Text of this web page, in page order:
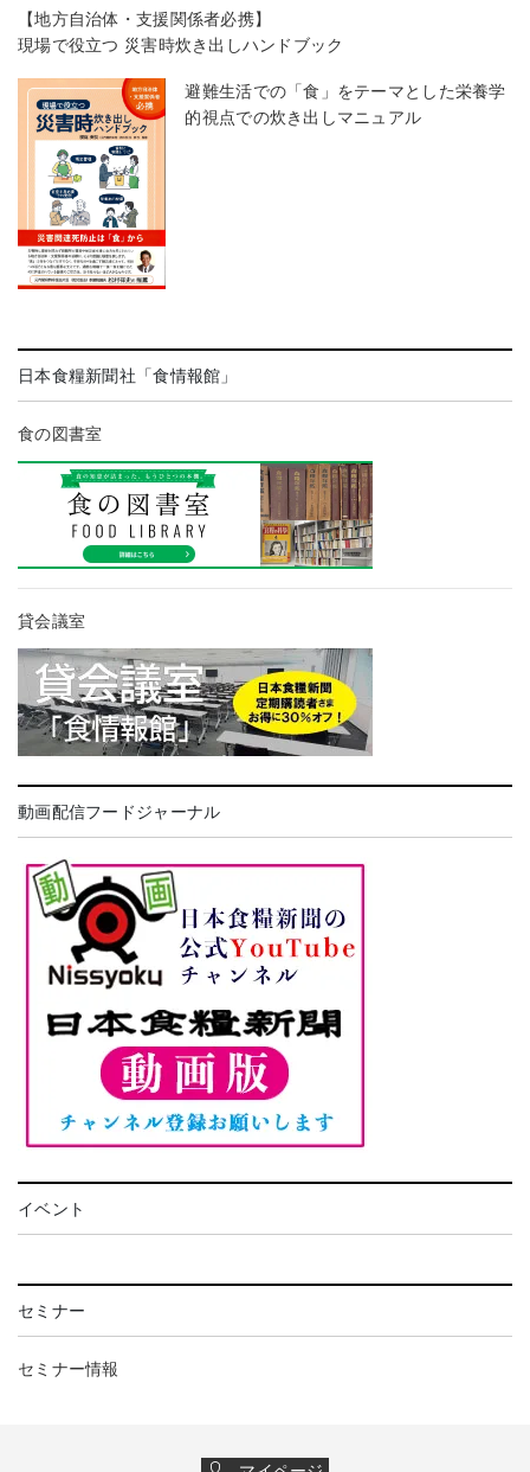
【地方自治体・支援関係者必携】
現場で役立つ 災害時炊き出しハンドブック
避難生活での「食」をテーマとした栄養学
的視点での炊き出しマニュアル
日本食糧新聞社「食情報館」
食の図書室
貸会議室
動画配信フードジャーナル
イベント
セミナー
セミナー情報